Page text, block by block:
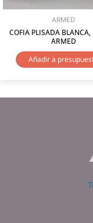
ARMED
COFIA PLISADA
ARMED
Añadir a